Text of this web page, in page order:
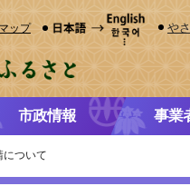
ップ や
市政情報 事業
について